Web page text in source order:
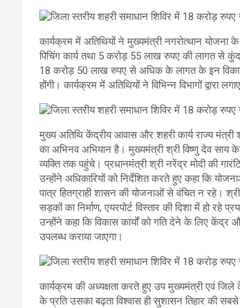
कार्यक्रम में अतिथियों ने मुख्यमंत्री नगरोत्थान
पिचिंग कार्य तथा 5 करोड़ 55 लाख रुपए की लागत से
18 करोड़ 50 लाख रुपए से अधिक के लागत के इन विकास
होंगी। कार्यक्रम में अतिथियों ने विभिन्न विभागों
मुख्य अतिथि केंद्रीय आवास और शहरी कार्य राज्य
का अभिनव अभियान है। मुख्यमंत्री श्री विष्णु देव
व्यक्ति तक पहुंचे। प्रधानमंत्री श्री नरेंद्र मोदी की
उन्होंने अधिकारियों को निर्देशित करते हुए कहा कि
पात्र हितग्राही शासन की योजनाओं से वंचित न रहे।
सड़कों का निर्माण, एयरपोर्ट विस्तार की दिशा में हो
उन्होंने कहा कि विकास कार्यों को गति देने के लिए
उपलब्ध कराया जाएगा।
कार्यक्रम की अध्यक्षता करते हुए उप मुख्यमंत्री एवं
के प्रति उसका बढ़ता विश्वास ही सुशासन तिहार की